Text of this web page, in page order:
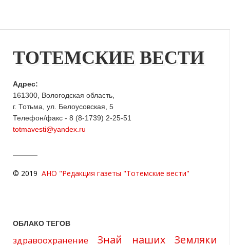
ТОТЕМСКИЕ ВЕСТИ
Адрес:
161300, Вологодская область,
г. Тотьма, ул. Белоусовская, 5
Телефон/факс - 8 (8-1739) 2-25-51
totmavesti@yandex.ru
© 2019 АНО "Редакция газеты "Тотемские вести"
ОБЛАКО ТЕГОВ
здравоохранение Знай наших Земляки